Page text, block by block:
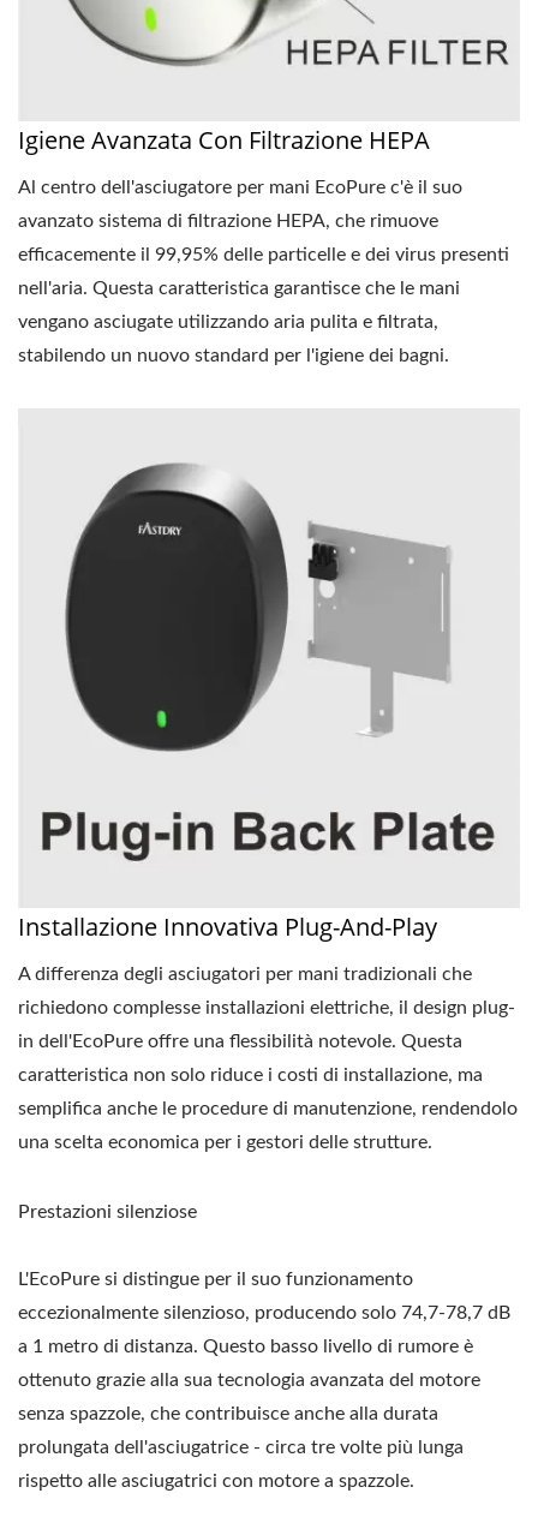
Igiene Avanzata Con Filtrazione HEPA
Al centro dell'asciugatore per mani EcoPure c'è il suo
avanzato sistema di filtrazione HEPA, che rimuove
efficacemente il 99,95% delle particelle e dei virus presenti
nell'aria. Questa caratteristica garantisce che le mani
vengano asciugate utilizzando aria pulita e filtrata,
stabilendo un nuovo standard per l'igiene dei bagni.
Installazione Innovativa Plug-And-Play
A differenza degli asciugatori per mani tradizionali che
richiedono complesse installazioni elettriche, il design plug-
in dell'EcoPure offre una flessibilità notevole. Questa
caratteristica non solo riduce i costi di installazione, ma
semplifica anche le procedure di manutenzione, rendendolo
una scelta economica per i gestori delle strutture.
Prestazioni silenziose
L'EcoPure si distingue per il suo funzionamento
eccezionalmente silenzioso, producendo solo 74,7-78,7 dB
a 1 metro di distanza. Questo basso livello di rumore è
ottenuto grazie alla sua tecnologia avanzata del motore
senza spazzole, che contribuisce anche alla durata
prolungata dell'asciugatrice - circa tre volte più lunga
rispetto alle asciugatrici con motore a spazzole.